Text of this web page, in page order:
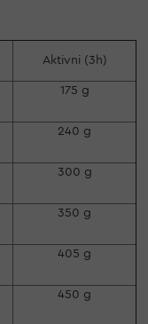
Aktivni (3h)
175 g
240 g
300 g
350 g
405 g
450 g